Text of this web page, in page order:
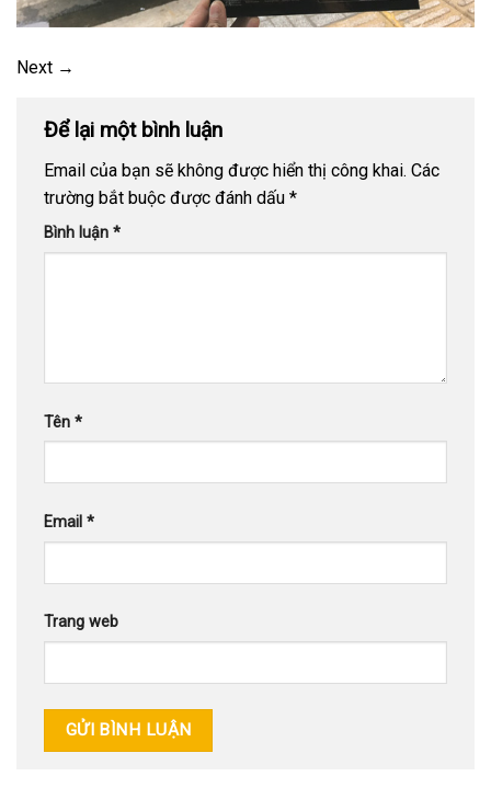
Next →
Để lại một bình luận
Email của bạn sẽ không được hiển thị công khai. Các
trường bắt buộc được đánh dấu *
Bình luận *
Tên *
Email *
Trang web